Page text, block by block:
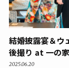
結婚披露宴＆ウ
後撮り at 一の家
2025.06.20